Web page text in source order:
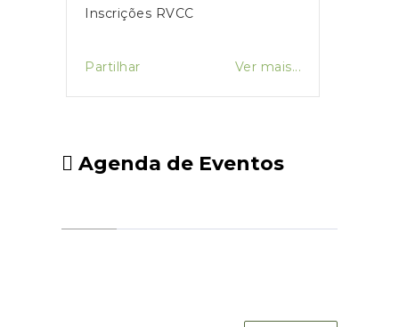
Inscrições RVCC
Partilhar Ver mais...
Agenda de Eventos